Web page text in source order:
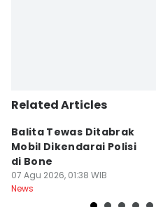
Related Articles
Balita Tewas Ditabrak
Mobil Dikendarai Polisi
di Bone
07 Agu 2026, 01:38 WIB
News